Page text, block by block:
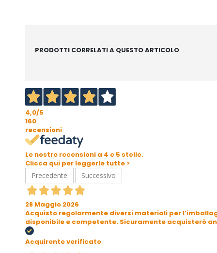
PRODOTTI CORRELATI A QUESTO ARTICOLO
4,0/5
160
recensioni
Le nostre recensioni a 4 e 5 stelle.
Clicca qui per leggerle tutte >
Precedente
Successivo
28 Maggio 2026
Acquisto regolarmente diversi materiali per
disponibile e competente. Sicuramente acquisterò
Acquirente verificato